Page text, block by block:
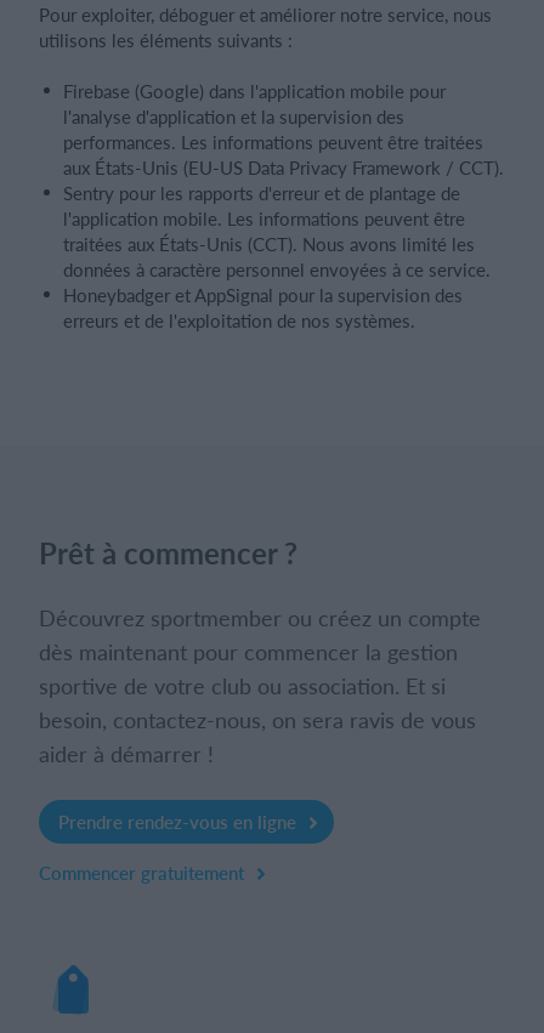
Pour exploiter, déboguer et améliorer notre service, nous
utilisons les éléments suivants :
Firebase (Google) dans l'application mobile pour
l'analyse d'application et la supervision des
performances. Les informations peuvent être traitées
aux États-Unis (EU-US Data Privacy Framework / CCT).
Sentry pour les rapports d'erreur et de plantage de
l'application mobile. Les informations peuvent être
traitées aux États-Unis (CCT). Nous avons limité les
données à caractère personnel envoyées à ce service.
Honeybadger et AppSignal pour la supervision des
erreurs et de l'exploitation de nos systèmes.
Prêt à commencer ?
Découvrez sportmember ou créez un compte
dès maintenant pour commencer la gestion
sportive de votre club ou association. Et si
besoin, contactez-nous, on sera ravis de vous
aider à démarrer !
Prendre rendez-vous en ligne
Commencer gratuitement